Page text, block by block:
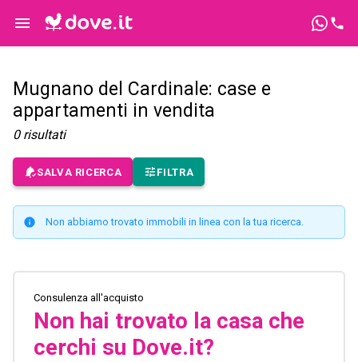
Mugnano del Cardinale: case e
appartamenti in vendita
0 risultati
SALVA RICERCA FILTRA
Non abbiamo trovato immobili in linea con la tua ricerca.
Consulenza all'acquisto
Non hai trovato la casa che
cerchi su Dove.it?